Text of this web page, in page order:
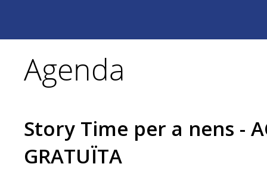
Agenda
Story Time per a nens -
GRATUÏTA